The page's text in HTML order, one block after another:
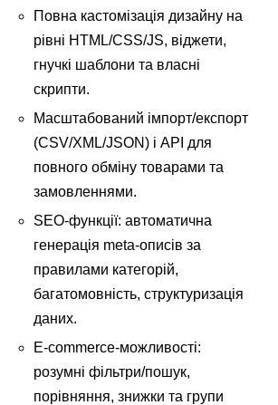
Повна кастомізація дизайну на
рівні HTML/CSS/JS, віджети,
гнучкі шаблони та власні
скрипти.
Масштабований імпорт/експорт
(CSV/XML/JSON) і API для
повного обміну товарами та
замовленнями.
SEO-функції: автоматична
генерація meta-описів за
правилами категорій,
багатомовність, структуризація
даних.
E-commerce-можливості:
розумні фільтри/пошук,
порівняння, знижки та групи